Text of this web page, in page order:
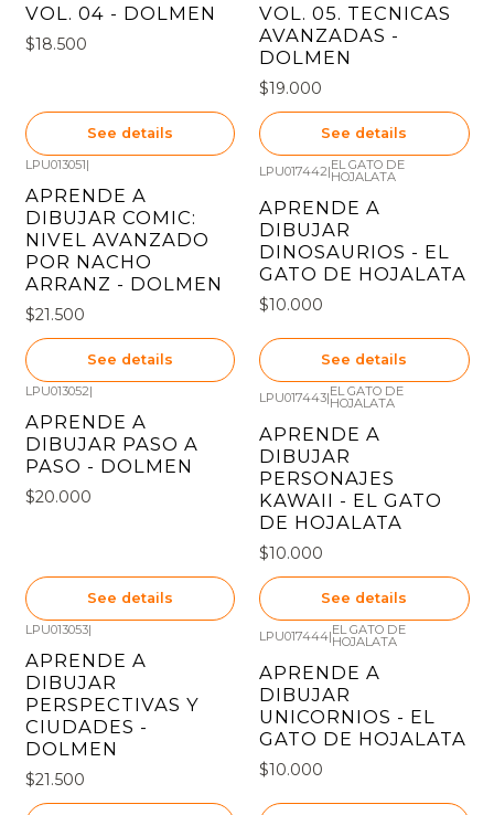
VOL. 04 - DOLMEN
$18.500
See details
VOL. 05. TECNICAS
AVANZADAS -
DOLMEN
$19.000
See details
LPU013051|
APRENDE A
DIBUJAR COMIC:
NIVEL AVANZADO
POR NACHO
ARRANZ - DOLMEN
$21.500
See details
Out of stock
LPU017442|EL GATO DE
HOJALATA
APRENDE A
DIBUJAR
DINOSAURIOS - EL
GATO DE HOJALATA
$10.000
See details
LPU013052|
APRENDE A
DIBUJAR PASO A
PASO - DOLMEN
$20.000
See details
Out of stock
LPU017443|EL GATO DE
HOJALATA
APRENDE A
DIBUJAR
PERSONAJES
KAWAII - EL GATO
DE HOJALATA
$10.000
See details
LPU013053|
APRENDE A
DIBUJAR
PERSPECTIVAS Y
CIUDADES -
DOLMEN
$21.500
Out of stock
LPU017444|EL GATO DE
HOJALATA
APRENDE A
DIBUJAR
UNICORNIOS - EL
GATO DE HOJALATA
$10.000